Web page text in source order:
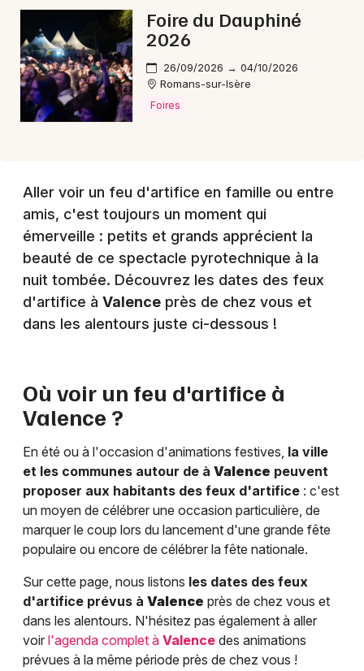
26 - Drôme
Mon email
Je m'abonne
Foire du Dauphiné
2026
26/09/2026 → 04/10/2026
Romans-sur-Isère
Foires
Aller voir un feu d'artifice en famille ou entre
amis, c'est toujours un moment qui
émerveille : petits et grands apprécient la
beauté de ce spectacle pyrotechnique à la
nuit tombée. Découvrez les dates des feux
d'artifice à Valence près de chez vous et
dans les alentours juste ci-dessous !
Où voir un feu d'artifice à
Valence ?
En été ou à l'occasion d'animations festives, la ville
et les communes autour de à Valence peuvent
proposer aux habitants des feux d'artifice : c'est
un moyen de célébrer une occasion particulière, de
marquer le coup lors du lancement d'une grande fête
populaire ou encore de célébrer la fête nationale.
Sur cette page, nous listons les dates des feux
d'artifice prévus à Valence près de chez vous et
dans les alentours. N'hésitez pas également à aller
voir l'agenda complet à Valence des animations
prévues à la même période près de chez vous !